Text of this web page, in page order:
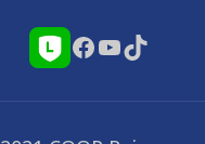
Facebook
YouTube
TikTok